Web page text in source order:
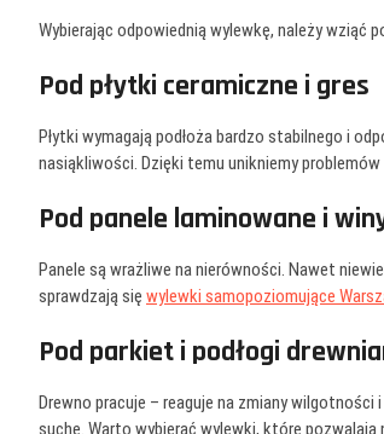
Wybierając odpowiednią wylewkę, należy wziąć
Pod płytki ceramiczne i gres
Płytki wymagają podłoża bardzo stabilnego i
nasiąkliwości. Dzięki temu unikniemy
Pod panele laminowane i
Panele są wrażliwe na nierówności. Nawet
sprawdzają się wylewki samopoziomujące
Pod parkiet i podłogi
Drewno pracuje – reaguje na zmiany
suche. Warto wybierać wylewki, które